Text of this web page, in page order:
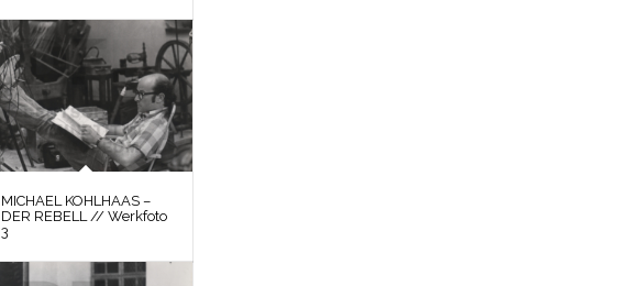
MICHAEL KOHLHAAS –
DER REBELL // Werkfoto
3